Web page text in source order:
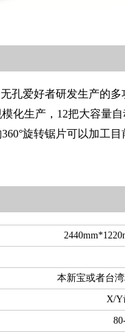
孔爱好者研发生产的
化生产，12把大容量
旋转锯片可以加工
本新宝或者台
X/Y